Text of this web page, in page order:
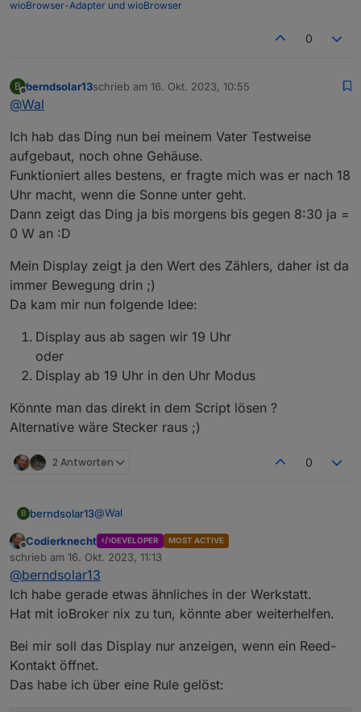
wioBrowser-Adapter und wioBrowser
0
B
Offline
berndsolar13schrieb am 16. Okt. 2023, 10:55
zuletzt editiert von
@Wal
Ich hab das Ding nun bei meinem Vater Testweise
aufgebaut, noch ohne Gehäuse.
Funktioniert alles bestens, er fragte mich was er nach 18
Uhr macht, wenn die Sonne unter geht.
Dann zeigt das Ding ja bis morgens bis gegen 8:30 ja =
0 W an :D
Mein Display zeigt ja den Wert des Zählers, daher ist da
immer Bewegung drin ;)
Da kam mir nun folgende Idee:
Display aus ab sagen wir 19 Uhr
oder
Display ab 19 Uhr in den Uhr Modus
Könnte man das direkt in dem Script lösen ?
Alternative wäre Stecker raus ;)
2 Antworten 0
B berndsolar13@Wal
Ich hab das Ding nun bei meinem Vater Testweise
aufgebaut, noch ohne Gehäuse.
Funktioniert alles bestens, er fragte mich was er
nach 18 Uhr macht, wenn die Sonne unter geht.
8:30 ja = 0 W an :D
Mein Display zeigt ja den Wert des Zählers, daher
ist da immer Bewegung drin ;)
Da kam mir nun folgende Idee:
Display aus ab sagen wir 19 Uhr
oder
Könnte man das direkt in dem Script lösen ?
Offline
Codierknecht DEVELOPER MOST ACTIVE
schrieb am 16. Okt. 2023, 11:13
zuletzt editiert von
@berndsolar13
Ich habe gerade etwas ähnliches in der Werkstatt.
Hat mit ioBroker nix zu tun, könnte aber weiterhelfen.
Bei mir soll das Display nur anzeigen, wenn ein Reed-
Kontakt öffnet.
Das habe ich über eine Rule gelöst: